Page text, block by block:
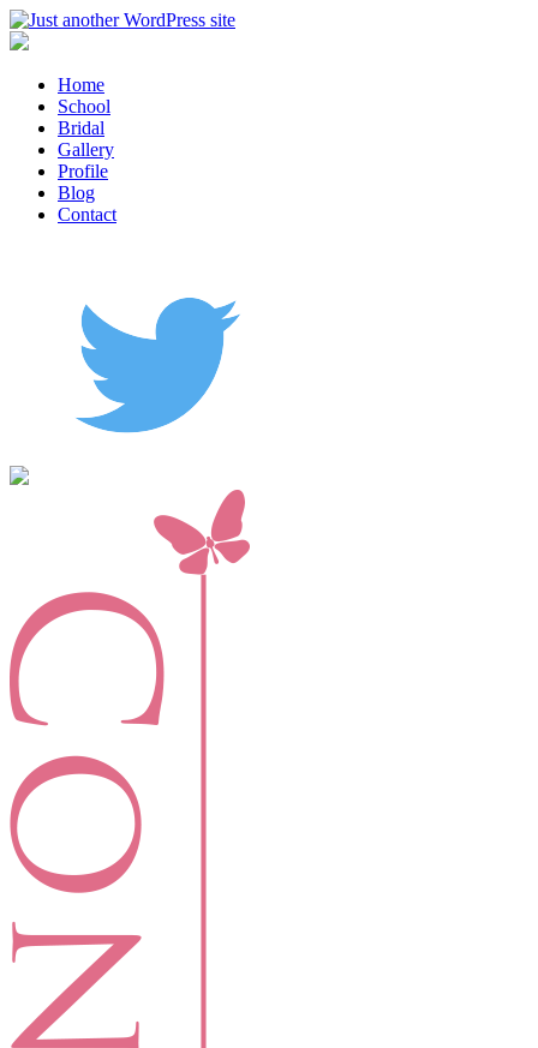
Home
School
Bridal
Gallery
Profile
Blog
Contact